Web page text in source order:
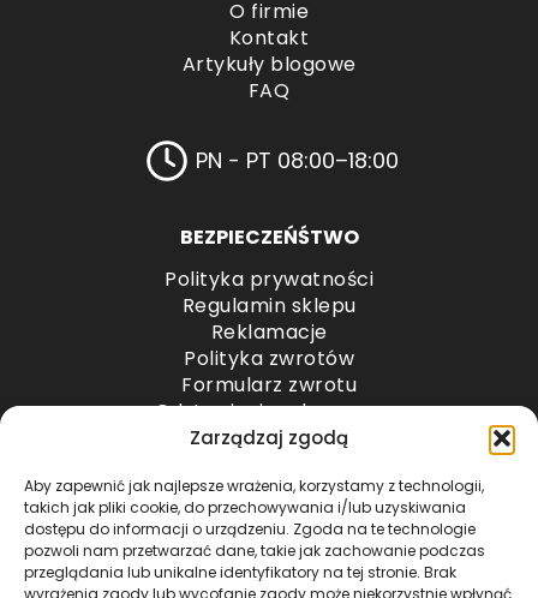
Zarządzaj zgodą
Aby zapewnić jak najlepsze wrażenia, korzystamy z technologii,
takich jak pliki cookie, do przechowywania i/lub uzyskiwania
dostępu do informacji o urządzeniu. Zgoda na te technologie
pozwoli nam przetwarzać dane, takie jak zachowanie podczas
przeglądania lub unikalne identyfikatory na tej stronie. Brak
wyrażenia zgody lub wycofanie zgody może niekorzystnie wpłynąć
O firmie
Kontakt
Artykuły blogowe
FAQ
PN - PT 08:00–18:00
BEZPIECZEŃŚTWO
Polityka prywatności
Regulamin sklepu
Reklamacje
Polityka zwrotów
Formularz zwrotu
Odstąpienie od umowy
Odstąpienie od umowy – przesyłki paletowe
METODY PŁATNOŚCI